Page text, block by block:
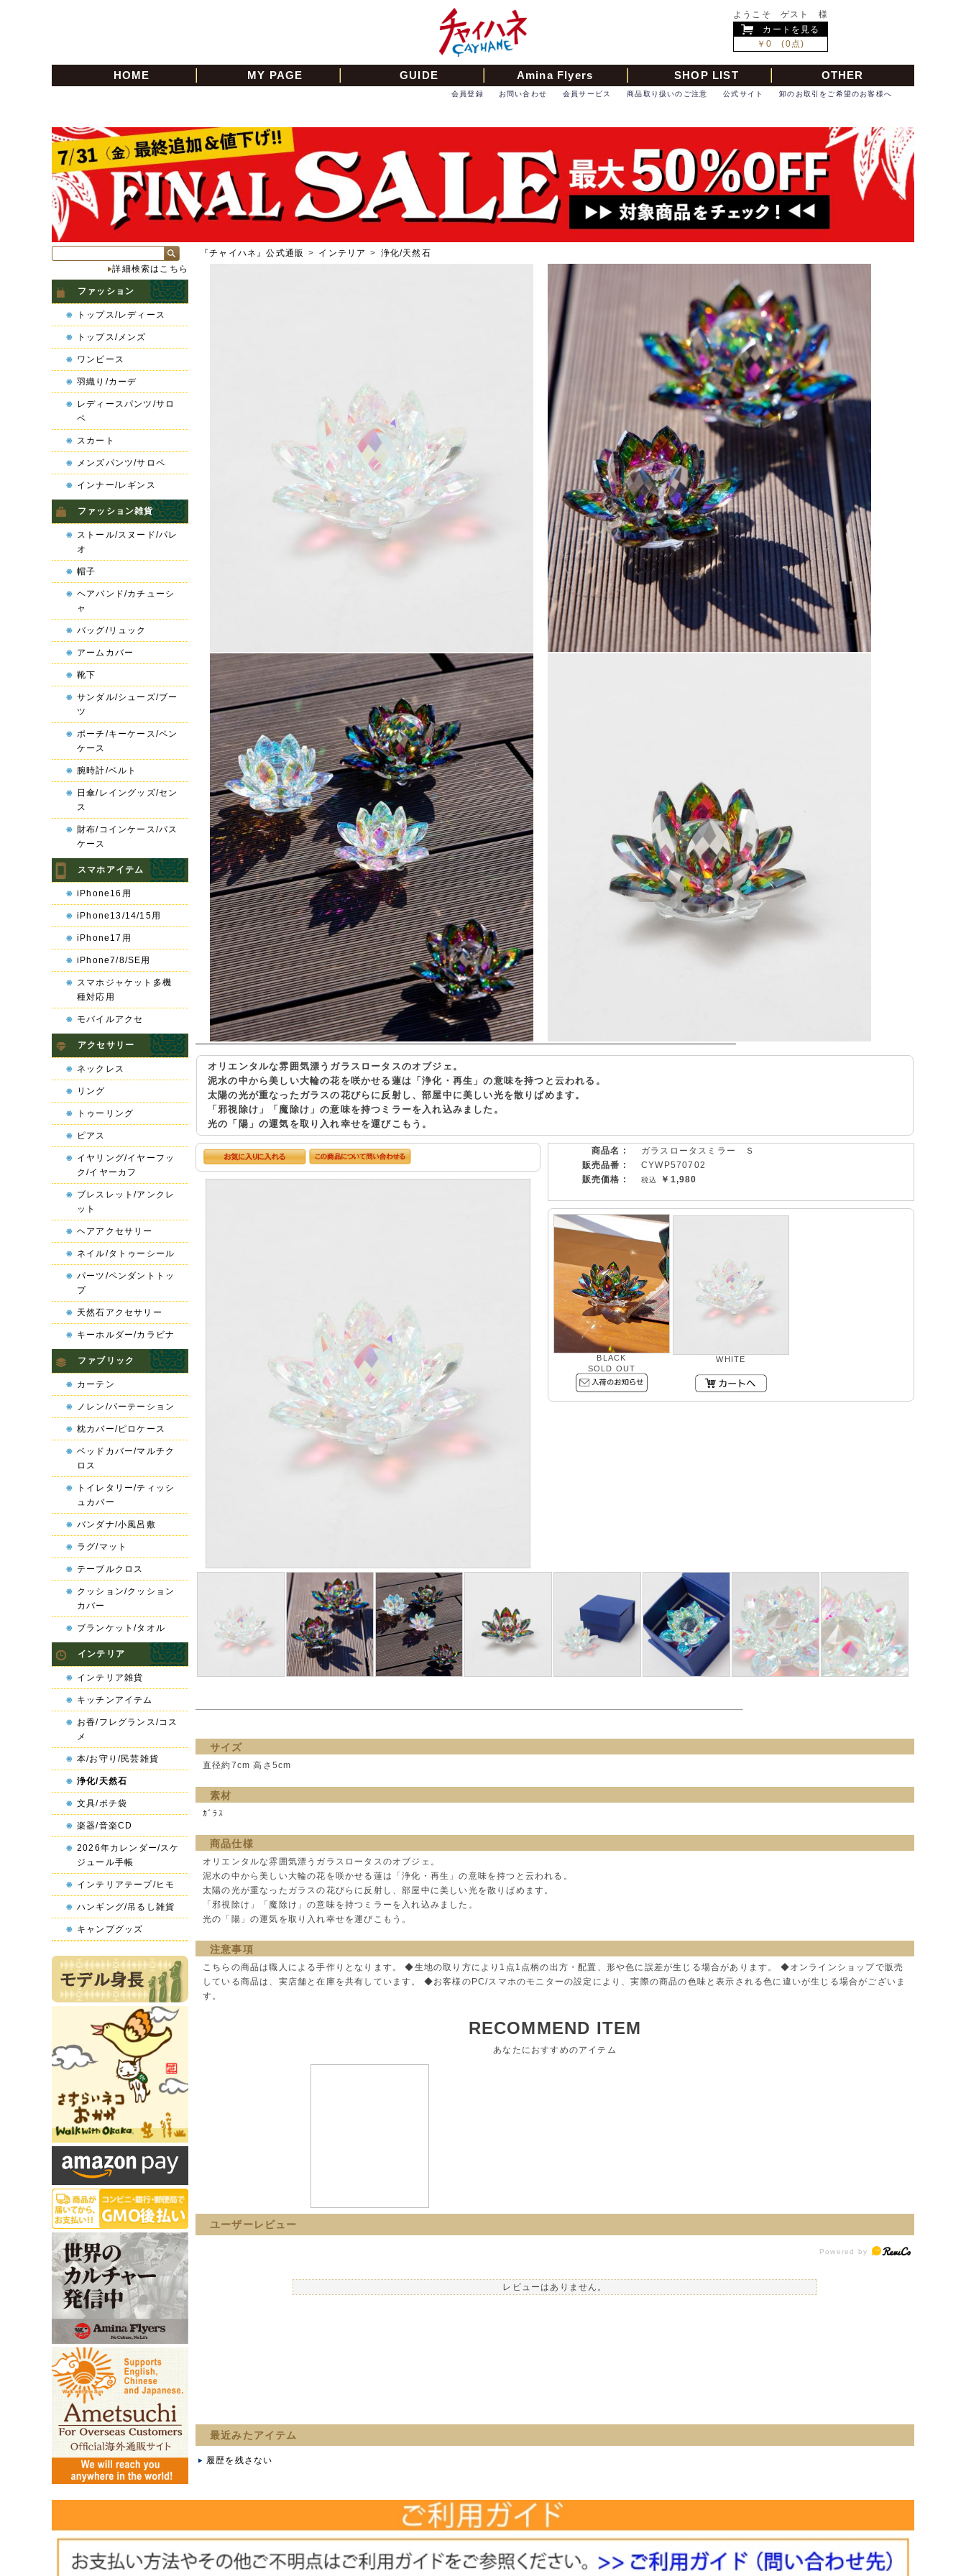
ようこそ ゲスト 様
カートを見る
￥0 (0点)
HOME MY PAGE GUIDE Amina Flyers SHOP LIST OTHER
卸のお取引をご希望のお客様へ
公式サイト
商品取り扱いのご注意
会員サービス
お問い合わせ
会員登録
『チャイハネ』公式通販 > インテリア > 浄化/天然石
オリエンタルな雰囲気漂うガラスロータスのオブジェ。
泥水の中から美しい大輪の花を咲かせる蓮は「浄化・再生」の意味を持つと云われる。
太陽の光が重なったガラスの花びらに反射し、部屋中に美しい光を散りばめます。
「邪視除け」「魔除け」の意味を持つミラーを入れ込みました。
光の「陽」の運気を取り入れ幸せを運びこもう。
商品名 :
ガラスロータスミラー Ｓ
販売品番 :
CYWP570702
販売価格 :
￥1,980
BLACK
SOLD OUT
WHITE
サイズ
直径約7cm 高さ5cm
素材
ｶﾞﾗｽ
商品仕様
オリエンタルな雰囲気漂うガラスロータスのオブジェ。
泥水の中から美しい大輪の花を咲かせる蓮は「浄化・再生」の意味を持つと云われる。
太陽の光が重なったガラスの花びらに反射し、部屋中に美しい光を散りばめます。
「邪視除け」「魔除け」の意味を持つミラーを入れ込みました。
光の「陽」の運気を取り入れ幸せを運びこもう。
注意事項
こちらの商品は職人による手作りとなります。 ◆生地の取り方により1点1点柄の出方・配置、形や色に誤差が生じる場合があります。 ◆オンラインショップで販売
している商品は、実店舗と在庫を共有しています。 ◆お客様のPC/スマホのモニターの設定により、実際の商品の色味と表示される色に違いが生じる場合がございま
す。
RECOMMEND ITEM
あなたにおすすめのアイテム
ユーザーレビュー
レビューはありません。
最近みたアイテム
履歴を残さない
詳細検索はこちら
ファッション
トップス/レディース
トップス/メンズ
ワンピース
羽織り/カーデ
レディースパンツ/サロ
ペ
スカート
メンズパンツ/サロペ
インナー/レギンス
ファッション雑貨
ストール/スヌード/パレ
オ
帽子
ヘアバンド/カチューシ
ャ
バッグ/リュック
アームカバー
靴下
サンダル/シューズ/ブー
ツ
ポーチ/キーケース/ペン
ケース
腕時計/ベルト
日傘/レイングッズ/セン
ス
財布/コインケース/パス
ケース
スマホアイテム
iPhone16用
iPhone13/14/15用
iPhone17用
iPhone7/8/SE用
スマホジャケット多機
種対応用
モバイルアクセ
アクセサリー
ネックレス
リング
トゥーリング
ピアス
イヤリング/イヤーフッ
ク/イヤーカフ
ブレスレット/アンクレ
ット
ヘアアクセサリー
ネイル/タトゥーシール
パーツ/ペンダントトッ
プ
天然石アクセサリー
キーホルダー/カラビナ
ファブリック
カーテン
ノレン/パーテーション
枕カバー/ピロケース
ベッドカバー/マルチク
ロス
トイレタリー/ティッシ
ュカバー
バンダナ/小風呂敷
ラグ/マット
テーブルクロス
クッション/クッション
カバー
ブランケット/タオル
インテリア
インテリア雑貨
キッチンアイテム
お香/フレグランス/コス
メ
本/お守り/民芸雑貨
浄化/天然石
文具/ポチ袋
楽器/音楽CD
2026年カレンダー/スケ
ジュール手帳
インテリアテープ/ヒモ
ハンギング/吊るし雑貨
キャンプグッズ